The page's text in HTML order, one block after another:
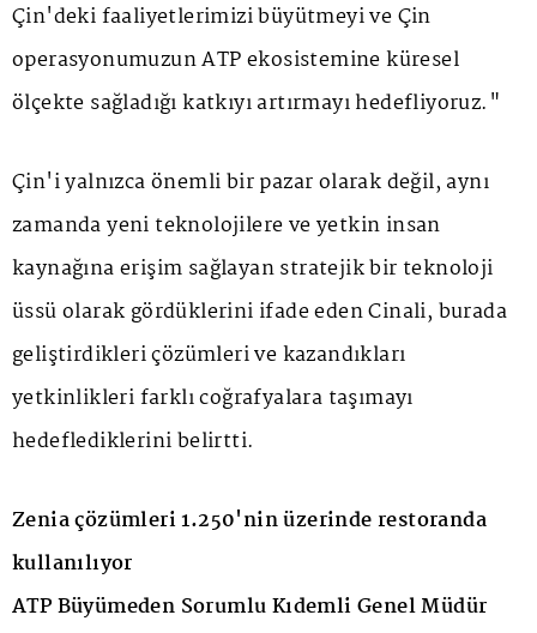
Çin'deki faaliyetlerimizi büyütmeyi ve Çin
operasyonumuzun ATP ekosistemine küresel
ölçekte sağladığı katkıyı artırmayı hedefliyoruz."
Çin'i yalnızca önemli bir pazar olarak değil, aynı
zamanda yeni teknolojilere ve yetkin insan
kaynağına erişim sağlayan stratejik bir teknoloji
üssü olarak gördüklerini ifade eden Cinali, burada
geliştirdikleri çözümleri ve kazandıkları
yetkinlikleri farklı coğrafyalara taşımayı
hedeflediklerini belirtti.
Zenia çözümleri 1.250'nin üzerinde restoranda
kullanılıyor
ATP Büyümeden Sorumlu Kıdemli Genel Müdür